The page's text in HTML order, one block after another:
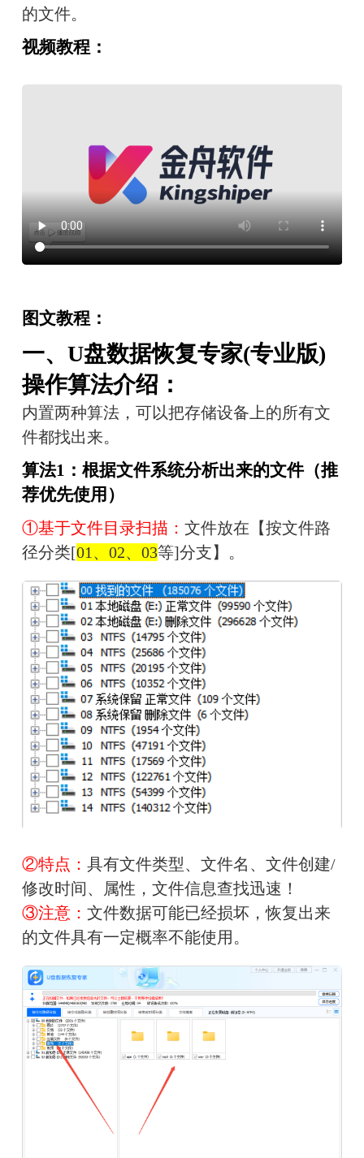
的文件。
视频教程：
图文教程：
一、U盘数据恢复专家(专业版)
操作算法介绍：
内置两种算法，可以把存储设备上的所有文
件都找出来。
算法1：根据文件系统分析出来的文件（推
荐优先使用）
①基于文件目录扫描： 文件放在【按文件路
径分类[01、02、03等]分支】。
②特点： 具有文件类型、文件名、文件创建/
修改时间、属性，文件信息查找迅速！
③注意： 文件数据可能已经损坏，恢复出来
的文件具有一定概率不能使用。